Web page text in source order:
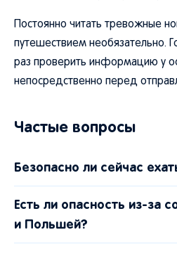
Постоянно читать тревожные
путешествием необязательно.
раз проверить информацию у
непосредственно перед
Частые вопросы
Безопасно ли сейчас
Есть ли опасность из-за
и Польшей?